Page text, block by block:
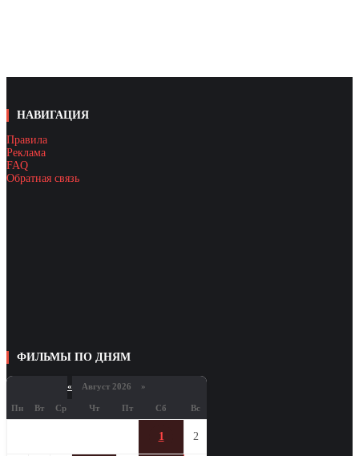
НАВИГАЦИЯ
Правила
Реклама
FAQ
Обратная связь
ФИЛЬМЫ ПО ДНЯМ
« Август 2026 »
Пн Вт Ср Чт Пт Сб Вс
1 2